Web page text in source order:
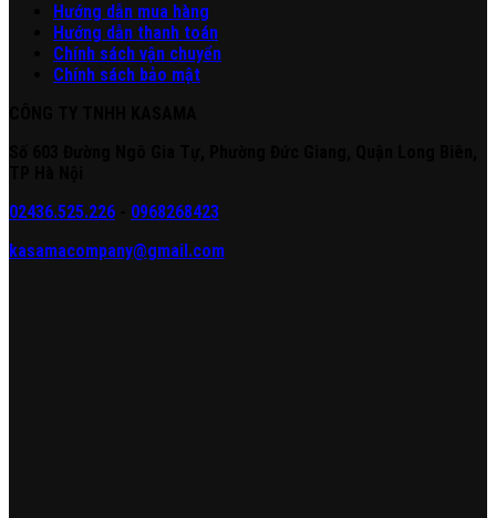
Hướng dẫn mua hàng
Hướng dẫn thanh toán
Chính sách vận chuyển
Chính sách bảo mật
02436.525.226
0968268423
kasamacompany@gmail.com